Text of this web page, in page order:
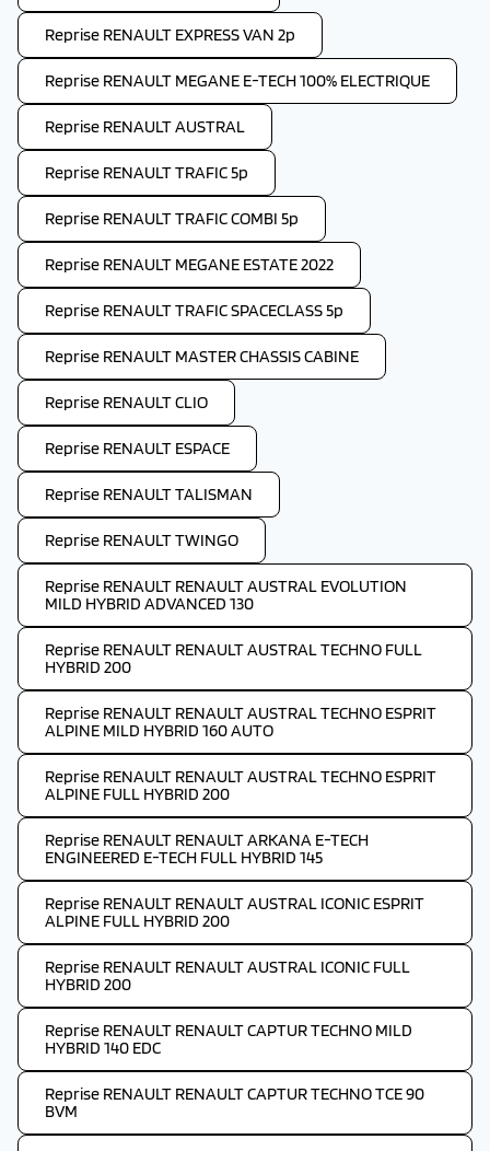
Reprise RENAULT EXPRESS VAN 2p
Reprise RENAULT MEGANE E-TECH 100% ELECTRIQUE
Reprise RENAULT AUSTRAL
Reprise RENAULT TRAFIC 5p
Reprise RENAULT TRAFIC COMBI 5p
Reprise RENAULT MEGANE ESTATE 2022
Reprise RENAULT TRAFIC SPACECLASS 5p
Reprise RENAULT MASTER CHASSIS CABINE
Reprise RENAULT CLIO
Reprise RENAULT ESPACE
Reprise RENAULT TALISMAN
Reprise RENAULT TWINGO
Reprise RENAULT RENAULT AUSTRAL EVOLUTION
MILD HYBRID ADVANCED 130
Reprise RENAULT RENAULT AUSTRAL TECHNO FULL
HYBRID 200
Reprise RENAULT RENAULT AUSTRAL TECHNO ESPRIT
ALPINE MILD HYBRID 160 AUTO
Reprise RENAULT RENAULT AUSTRAL TECHNO ESPRIT
ALPINE FULL HYBRID 200
Reprise RENAULT RENAULT ARKANA E-TECH
ENGINEERED E-TECH FULL HYBRID 145
Reprise RENAULT RENAULT AUSTRAL ICONIC ESPRIT
ALPINE FULL HYBRID 200
Reprise RENAULT RENAULT AUSTRAL ICONIC FULL
HYBRID 200
Reprise RENAULT RENAULT CAPTUR TECHNO MILD
HYBRID 140 EDC
Reprise RENAULT RENAULT CAPTUR TECHNO TCE 90
BVM